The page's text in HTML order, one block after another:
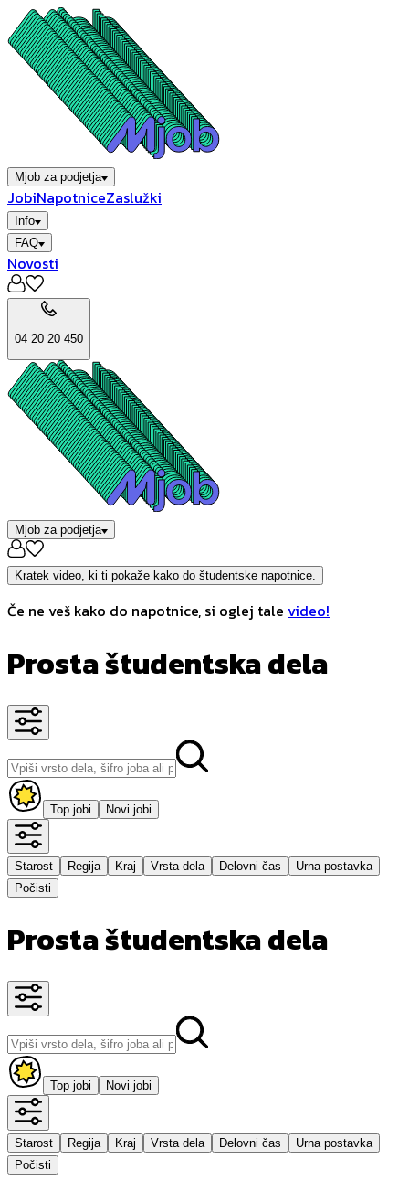
Mjob za podjetja
JobiNapotniceZaslužki
Info
FAQ
Novosti
04 20 20 450
Mjob za podjetja
Kratek video, ki ti pokaže kako do študentske napotnice.
Če ne veš kako do napotnice, si oglej tale video!
Prosta študentska dela
Top jobi Novi jobi
Starost Regija Kraj Vrsta dela Delovni čas
Urna postavka
Počisti
Prosta študentska dela
Top jobi Novi jobi
Starost Regija Kraj Vrsta dela Delovni čas
Urna postavka
Počisti